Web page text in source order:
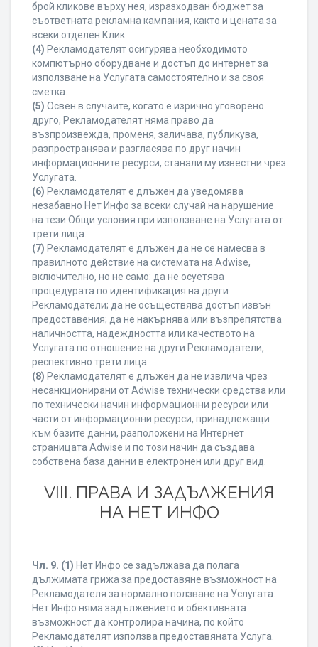
брой кликове върху нея, изразходван бюджет за
съответната рекламна кампания, както и цената за
всеки отделен Клик.
(4) Рекламодателят осигурява необходимото
компютърно оборудване и достъп до интернет за
използване на Услугата самостоятелно и за своя
сметка.
(5) Освен в случаите, когато е изрично уговорено
друго, Рекламодателят няма право да
възпроизвежда, променя, заличава, публикува,
разпространява и разгласява по друг начин
информационните ресурси, станали му известни чрез
Услугата.
(6) Рекламодателят е длъжен да уведомява
незабавно Нет Инфо за всеки случай на нарушение
на тези Общи условия при използване на Услугата от
трети лица.
(7) Рекламодателят е длъжен да не се намесва в
правилното действие на системата на Adwise,
включително, но не само: да не осуетява
процедурата по идентификация на други
Рекламодатели; да не осъществява достъп извън
предоставения; да не накърнява или възпрепятства
наличността, надеждността или качеството на
Услугата по отношение на други Рекламодатели,
респективно трети лица.
(8) Рекламодателят е длъжен да не извлича чрез
несанкционирани от Adwise технически средства или
по технически начин информационни ресурси или
части от информационни ресурси, принадлежащи
към базите данни, разположени на Интернет
страницата Adwise и по този начин да създава
собствена база данни в електронен или друг вид.
VIII. ПРАВА И ЗАДЪЛЖЕНИЯ
НА НЕТ ИНФО
Чл. 9. (1) Нет Инфо се задължава да полага
дължимата грижа за предоставяне възможност на
Рекламодателя за нормално ползване на Услугата.
Нет Инфо няма задължението и обективната
възможност да контролира начина, по който
Рекламодателят използва предоставяната Услуга.